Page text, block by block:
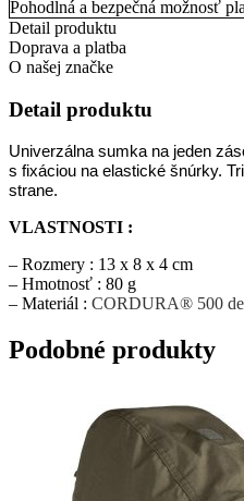
Pohodlná a bezpečná možnosť
Detail produktu
Doprava a platba
O našej značke
Detail produktu
Univerzálna sumka na jeden
s fixáciou na elastické šnúrky.
strane.
VLASTNOSTI :
– Rozmery : 13 x 8 x 4 cm
– Hmotnosť : 80 g
– Materiál : CORDURA® 500
Podobné produkty